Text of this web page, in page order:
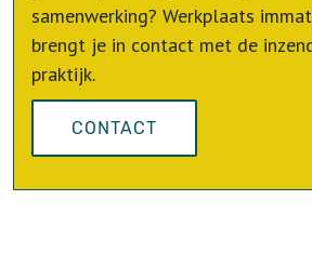
samenwerking? Werkplaats
brengt je in contact met de
praktijk.
CONTACT